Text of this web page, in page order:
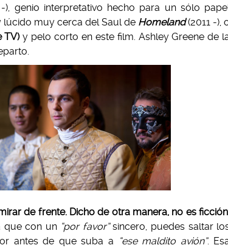
genio interpretativo hecho para un sólo
lúcido muy cerca del Saul de Homeland(2011 -),
TV)y pelo corto en este film. Ashley Greene de
de frente. Dicho de otra manera, no es
que con un “por favor”sincero, puedes saltar
antes de que suba a
“ese maldito avión”.